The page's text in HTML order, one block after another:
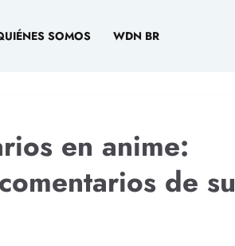
SOMOS WDN BR
en anime:
de su